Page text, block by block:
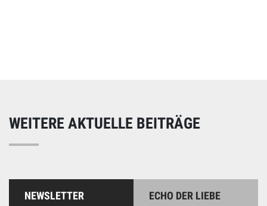
WEITERE AKTUELLE BEITRÄGE
NEWSLETTER ECHO DER LIEBE